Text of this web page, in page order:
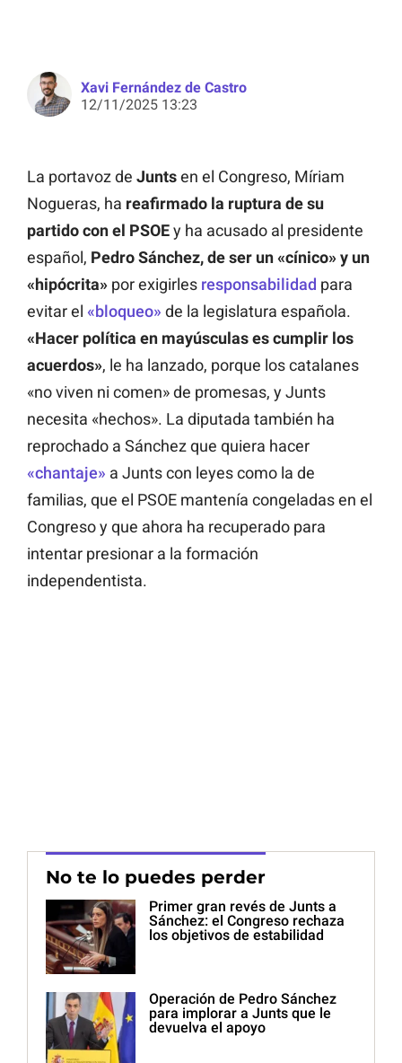
Xavi Fernández de Castro
12/11/2025 13:23
La portavoz de Juntsen el Congreso, Míriam
Nogueras, ha reafirmado la ruptura de su
partido con el PSOEy ha acusado al presidente
español, Pedro Sánchez, de ser un «cínico» y un
«hipócrita» por exigirles responsabilidad para
evitar el «bloqueo» de la legislatura española.
«Hacer política en mayúsculas es cumplir los
acuerdos», le ha lanzado, porque los catalanes
«no viven ni comen» de promesas, y Junts
necesita «hechos». La diputada también ha
reprochado a Sánchez que quiera hacer
«chantaje» a Junts con leyes como la de
familias, que el PSOE mantenía congeladas en el
Congreso y que ahora ha recuperado para
intentar presionar a la formación
independentista.
No te lo puedes perder
Primer gran revés de Junts a
Sánchez: el Congreso rechaza
los objetivos de estabilidad
Operación de Pedro Sánchez
para implorar a Junts que le
devuelva el apoyo